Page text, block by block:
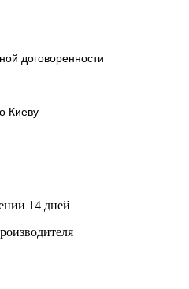
договоренности
Киеву
14 дней